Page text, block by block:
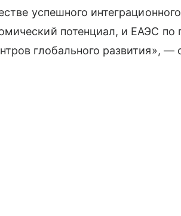
успешного
потенциал, и ЕАЭС по
глобального развития»,